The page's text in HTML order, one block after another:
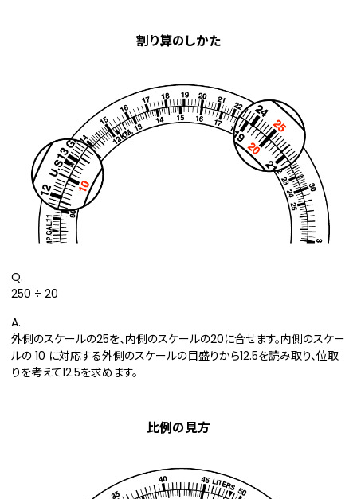
割り算のしかた
Q.
250 ÷ 20
A.
外側のスケールの25を、内側のスケールの20に合せます。内側のスケー
ルの 10 に対応する外側のスケールの目盛りから12.5を読み取り、位取
りを考えて12.5を求めます。
比例の見方